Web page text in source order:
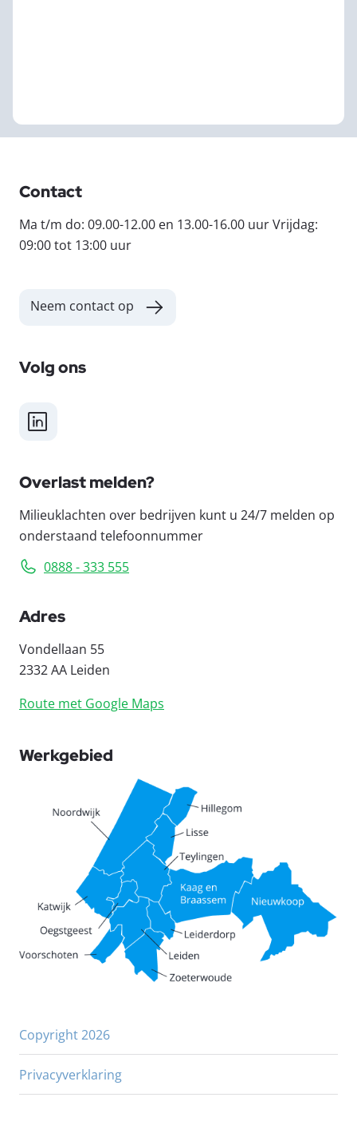
Contact
Ma t/m do: 09.00-12.00 en 13.00-16.00 uur Vrijdag:
09:00 tot 13:00 uur
Neem contact op
Volg ons
LinkedIn
Overlast melden?
Milieuklachten over bedrijven kunt u 24/7 melden op
onderstaand telefoonnummer
0888 - 333 555
Adres
Vondellaan 55
2332 AA Leiden
Route met Google Maps
Werkgebied
Copyright 2026
Privacyverklaring